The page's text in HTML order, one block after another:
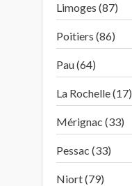
Limoges (87)
Poitiers (86)
Pau (64)
La Rochelle (17)
Mérignac (33)
Pessac (33)
Niort (79)